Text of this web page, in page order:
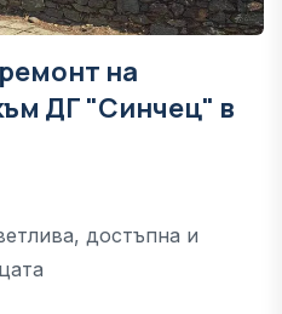
на
ДГ "Синчец" в
достъпна и